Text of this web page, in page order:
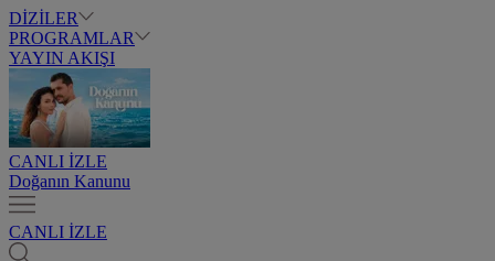
DİZİLER
PROGRAMLAR
YAYIN AKIŞI
CANLI İZLE
Doğanın Kanunu
CANLI İZLE